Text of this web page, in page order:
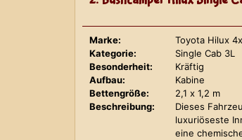
Marke:
Toyota Hilux
Kategorie:
Single Cab 3L
Besonderheit:
Kräftig
Aufbau:
Kabine
Bettengröße:
2,1 x 1,2 m
Beschreibung:
Dieses
luxuriöseste
eine